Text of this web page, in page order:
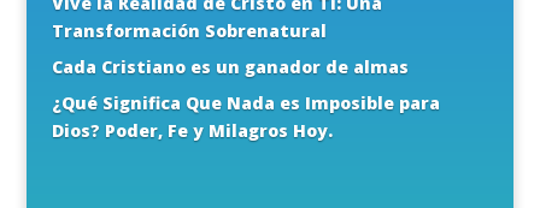
Transformación Sobrenatural
Cada Cristiano es un ganador de almas
¿Qué Significa Que Nada es Imposible para
Dios? Poder, Fe y Milagros Hoy.